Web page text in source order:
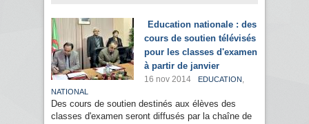
Education nationale : des
cours de soutien télévisés
pour les classes d'examen
à partir de janvier
16 nov 2014 EDUCATION ,
NATIONAL
Des cours de soutien destinés aux élèves des
classes d'examen seront diffusés par la chaîne de